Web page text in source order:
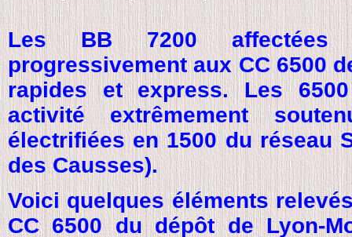
Les BB 7200 affectées
progressivement aux CC 6500
rapides et express. Les
activité extrêmement
électrifiées en 1500 du réseau
des Causses).
Voici quelques éléments
CC 6500 du dépôt de Lyon-